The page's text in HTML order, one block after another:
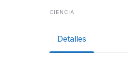
CIENCIA
Detalles